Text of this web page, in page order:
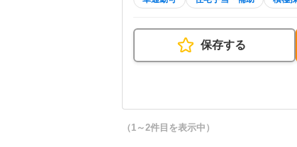
保存する
（1～2件目を表示中）